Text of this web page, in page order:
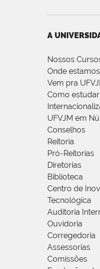
A
Nossos
Onde estamos
Vem pra
Como estudar
UFVJM em
Conselhos
Reitoria
Pró-Reitorias
Diretorias
Biblioteca
Centro de
Tecnológica
Auditoria
Ouvidoria
Corregedoria
Assessorias
Comissões